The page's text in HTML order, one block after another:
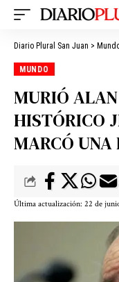
Diario Plural San Juan >
MUNDO
MURIÓ
HISTÓRICO
MARCÓ UNA
Última actualización: 22 de